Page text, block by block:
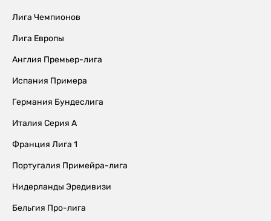
Лига Чемпионов
Лига Европы
Англия Премьер-лига
Испания Примера
Германия Бундеслига
Италия Серия А
Франция Лига 1
Португалия Примейра-лига
Нидерланды Эредивизи
Бельгия Про-лига